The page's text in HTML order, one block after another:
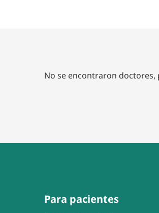
No se encontraron
Para pacientes